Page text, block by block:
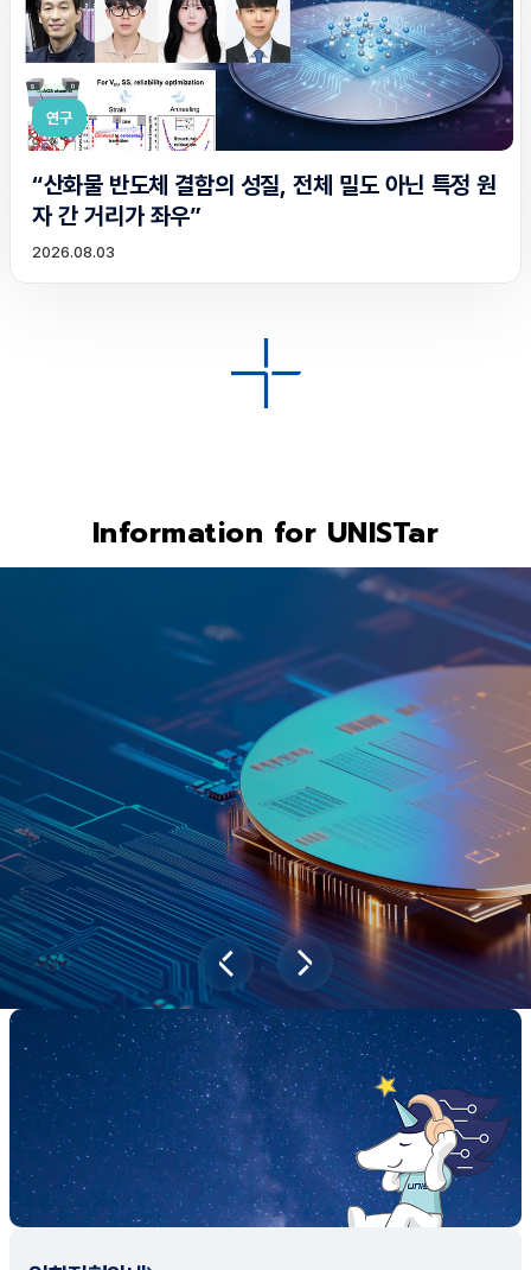
연구
“산화물 반도체 결함의 성질, 전체 밀도 아닌 특정 원
자 간 거리가 좌우”
2026.08.03
Information for UNISTar
과학기술이 바꿔놓을 2045년 대한민국
당신의 미래는?
대국민 설문조사 바로가기